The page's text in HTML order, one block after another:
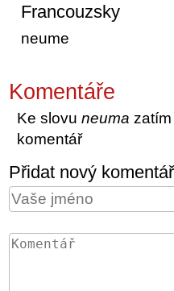
Francouzsky
neume
Komentáře
Ke slovuneuma
komentář
Přidat nový komentář